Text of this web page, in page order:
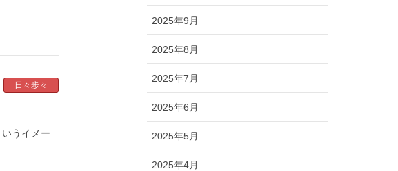
日々歩々
うイメー
2025年9月
2025年8月
2025年7月
2025年6月
2025年5月
2025年4月